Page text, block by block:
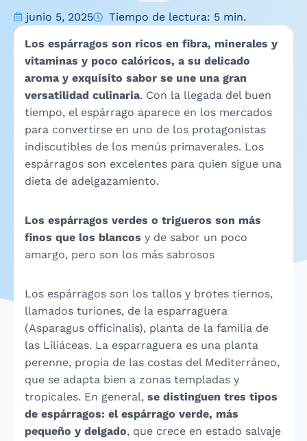
junio 5, 2025 Tiempo de lectura: 5 min.
Los espárragos son ricos en fibra, minerales y
vitaminas y poco calóricos, a su delicado
aroma y exquisito sabor se une una gran
versatilidad culinaria. Con la llegada del buen
tiempo, el espárrago aparece en los mercados
para convertirse en uno de los protagonistas
indiscutibles de los menús primaverales. Los
espárragos son excelentes para quien sigue una
dieta de adelgazamiento.
Los espárragos verdes o trigueros son más
finos que los blancos y de sabor un poco
amargo, pero son los más sabrosos
Los espárragos son los tallos y brotes tiernos,
llamados turiones, de la esparraguera
(Asparagus officinalis), planta de la familia de
las Liliáceas. La esparraguera es una planta
perenne, propia de las costas del Mediterráneo,
que se adapta bien a zonas templadas y
tropicales. En general, se distinguen tres tipos
de espárragos: el espárrago verde, más
pequeño y delgado, que crece en estado salvaje